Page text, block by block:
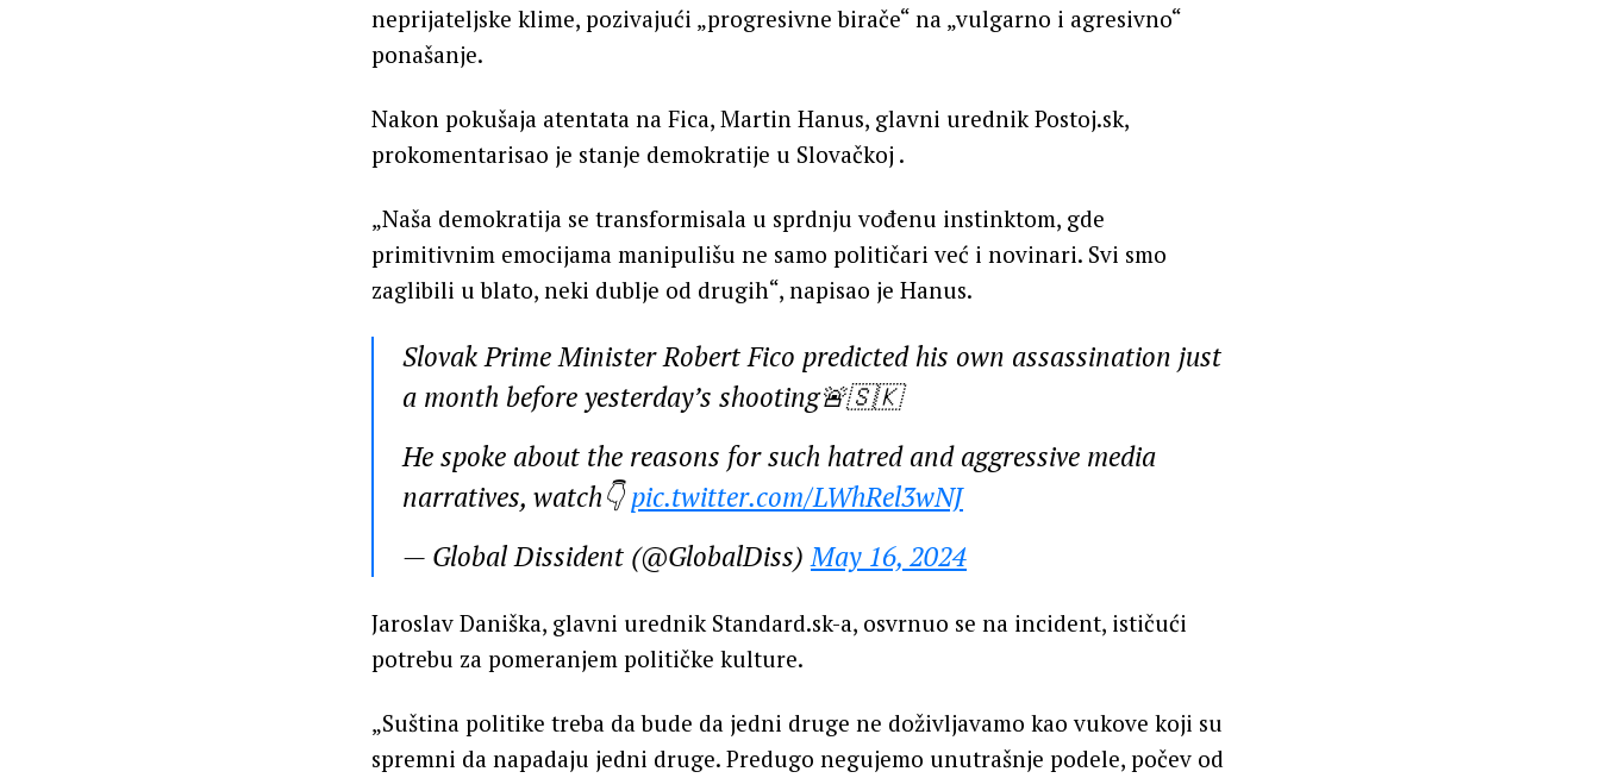
neprijateljske klime, pozivajući „progresivne birače“ na „vulgarno i agresivno“
ponašanje.
Nakon pokušaja atentata na Fica, Martin Hanus, glavni urednik Postoj.sk,
prokomentarisao je stanje demokratije u Slovačkoj .
„Naša demokratija se transformisala u sprdnju vođenu instinktom, gde
primitivnim emocijama manipulišu ne samo političari već i novinari. Svi smo
zaglibili u blato, neki dublje od drugih“, napisao je Hanus.
Slovak Prime Minister Robert Fico predicted his own assassination just
a month before yesterday’s shooting🚨🇸🇰
He spoke about the reasons for such hatred and aggressive media
narratives, watch👇pic.twitter.com/LWhRel3wNJ
— Global Dissident (@GlobalDiss)May 16, 2024
Jaroslav Daniška, glavni urednik Standard.sk-a, osvrnuo se na incident, ističući
potrebu za pomeranjem političke kulture.
„Suština politike treba da bude da jedni druge ne doživljavamo kao vukove koji su
spremni da napadaju jedni druge. Predugo negujemo unutrašnje podele, počev od